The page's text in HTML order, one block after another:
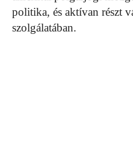
politika, és aktívan részt
szolgálatában.